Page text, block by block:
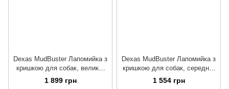
Dexas MudBuster Лапомийка з
кришкою для собак, велика,
світло-сіра
1 899 грн
Dexas MudBuster Лапомийка з
кришкою для собак, середня,
блакитний
1 554 грн